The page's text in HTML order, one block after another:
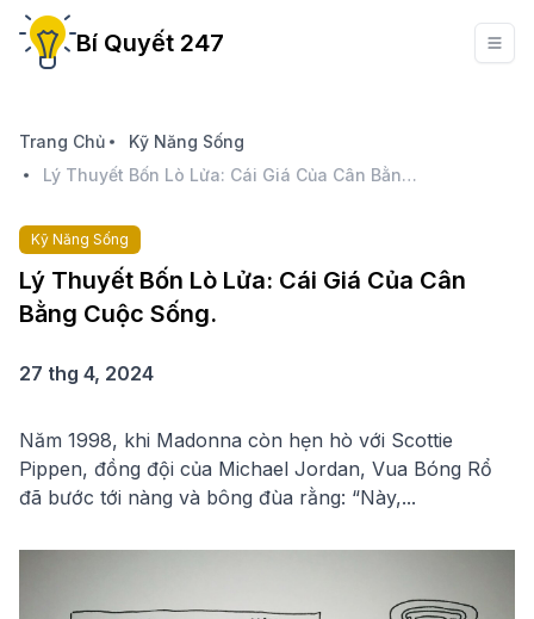
Bí Quyết 247
Trang Chủ
Kỹ Năng Sống
Lý Thuyết Bốn Lò Lửa: Cái Giá Của Cân Bằng Cuộc Sống.
Kỹ Năng Sống
Lý Thuyết Bốn Lò Lửa: Cái Giá Của Cân
Bằng Cuộc Sống.
27 thg 4, 2024
Năm 1998, khi Madonna còn hẹn hò với Scottie
Pippen, đồng đội của Michael Jordan, Vua Bóng Rổ
đã bước tới nàng và bông đùa rằng: “Này,...